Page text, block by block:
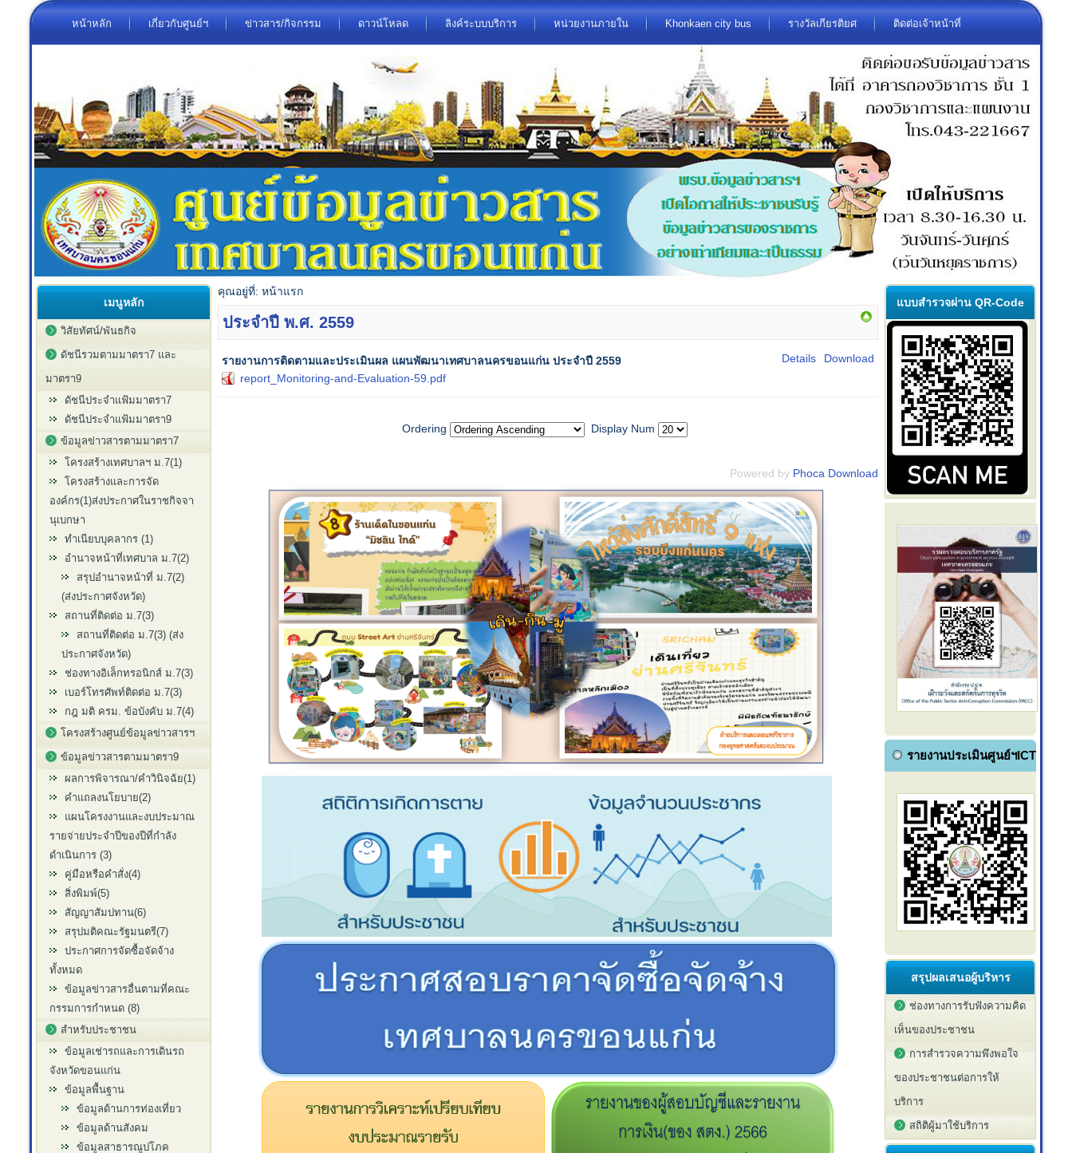
หน้าหลัก เกี่ยวกับศูนย์ฯ ข่าวสาร/กิจกรรม ดาวน์โหลด ลิงค์ระบบบริการ หน่วยงานภายใน Khonkaen city bus รางวัลเกียรติยศ ติดต่อเจ้าหน้าที่
เมนูหลัก
วิสัยทัศน์/พันธกิจ
ดัชนีรวมตามมาตรา7 และ
มาตรา9
ดัชนีประจำแฟ้มมาตรา7
ดัชนีประจำแฟ้มมาตรา9
ข้อมูลข่าวสารตามมาตรา7
โครงสร้างเทศบาลฯ ม.7(1)
โครงสร้างและการจัด
องค์กร(1)ส่งประกาศในราชกิจจา
นุเบกษา
ทำเนียบบุคลากร (1)
อำนาจหน้าที่เทศบาล ม.7(2)
สรุปอำนาจหน้าที่ ม.7(2)
(ส่งประกาศจังหวัด)
สถานที่ติดต่อ ม.7(3)
สถานที่ติดต่อ ม.7(3) (ส่ง
ประกาศจังหวัด)
ช่องทางอิเล็กทรอนิกส์ ม.7(3)
เบอร์โทรศัพท์ติดต่อ ม.7(3)
กฎ มติ ครม. ข้อบังคับ ม.7(4)
โครงสร้างศูนย์ข้อมูลข่าวสารฯ
ข้อมูลข่าวสารตามมาตรา9
ผลการพิจารณา/คำวินิจฉัย(1)
คำแถลงนโยบาย(2)
แผนโครงงานและงบประมาณ
รายจ่ายประจำปีของปีที่กำลัง
ดำเนินการ (3)
คู่มือหรือคำสั่ง(4)
สิ่งพิมพ์(5)
สัญญาสัมปทาน(6)
สรุปมติคณะรัฐมนตรี(7)
ประกาศการจัดซื้อจัดจ้าง
ทั้งหมด
ข้อมูลข่าวสารอื่นตามที่คณะ
กรรมการกำหนด (8)
สำหรับประชาชน
ข้อมูลเช่ารถและการเดินรถ
จังหวัดขอนแก่น
ข้อมูลพื้นฐาน
ข้อมูลด้านการท่องเที่ยว
ข้อมูลด้านสังคม
ข้อมูลสาธารณูปโภค
คุณอยู่ที่: หน้าแรก
ประจำปี พ.ศ. 2559
รายงานการติดตามและประเมินผล แผนพัฒนาเทศบาลนครขอนแก่น ประจำปี 2559
report_Monitoring-and-Evaluation-59.pdf
Download
Details
Ordering Display Num
Powered by Phoca Download
แบบสำรวจผ่าน QR-Code
รายงานประเมินศูนย์ฯICT
สรุปผลเสนอผู้บริหาร
ช่องทางการรับฟังความคิด
เห็นของประชาชน
การสำรวจความพึงพอใจ
ของประชาชนต่อการให้
บริการ
สถิติผู้มาใช้บริการ